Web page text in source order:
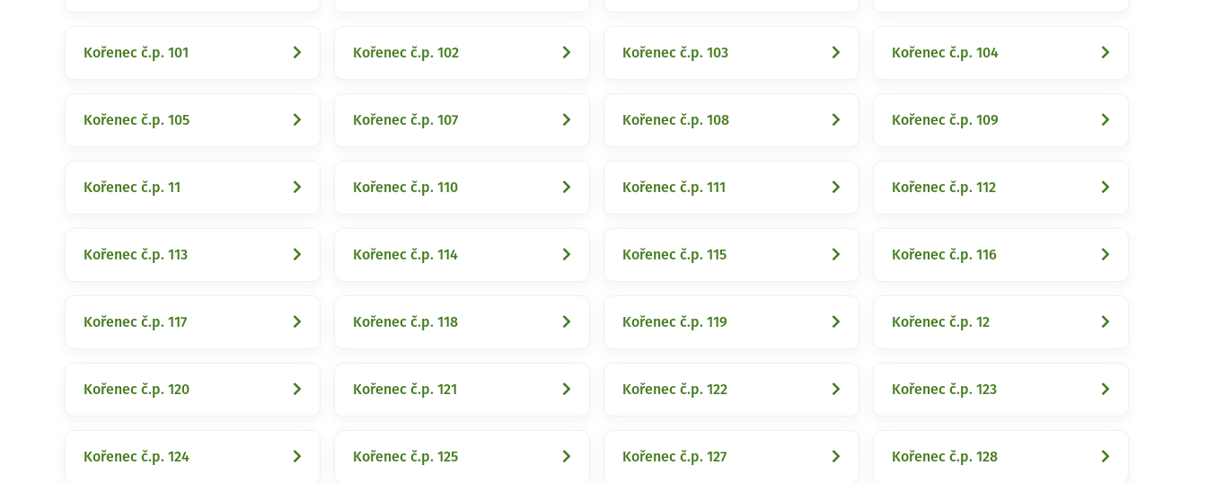
Kořenec č.p. 101 Kořenec č.p. 102 Kořenec č.p. 103 Kořenec č.p. 104
Kořenec č.p. 105 Kořenec č.p. 107 Kořenec č.p. 108 Kořenec č.p. 109
Kořenec č.p. 11 Kořenec č.p. 110 Kořenec č.p. 111 Kořenec č.p. 112
Kořenec č.p. 113 Kořenec č.p. 114 Kořenec č.p. 115 Kořenec č.p. 116
Kořenec č.p. 117 Kořenec č.p. 118 Kořenec č.p. 119 Kořenec č.p. 12
Kořenec č.p. 120 Kořenec č.p. 121 Kořenec č.p. 122 Kořenec č.p. 123
Kořenec č.p. 124 Kořenec č.p. 125 Kořenec č.p. 127 Kořenec č.p. 128